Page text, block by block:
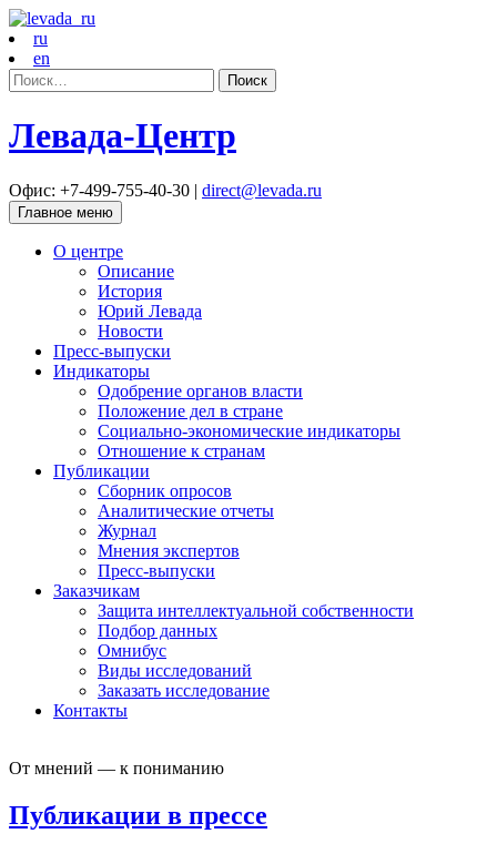
ru
en
Найти:
Левада-Центр
Офис: +7-499-755-40-30 | direct@levada.ru
Главное меню
О центре
Описание
История
Юрий Левада
Новости
Пресс-выпуски
Индикаторы
Одобрение органов власти
Положение дел в стране
Социально-экономические индикаторы
Отношение к странам
Публикации
Сборник опросов
Аналитические отчеты
Журнал
Мнения экспертов
Пресс-выпуски
Заказчикам
Защита интеллектуальной собственности
Подбор данных
Омнибус
Виды исследований
Заказать исследование
Контакты
От мнений — к пониманию
Публикации в прессе